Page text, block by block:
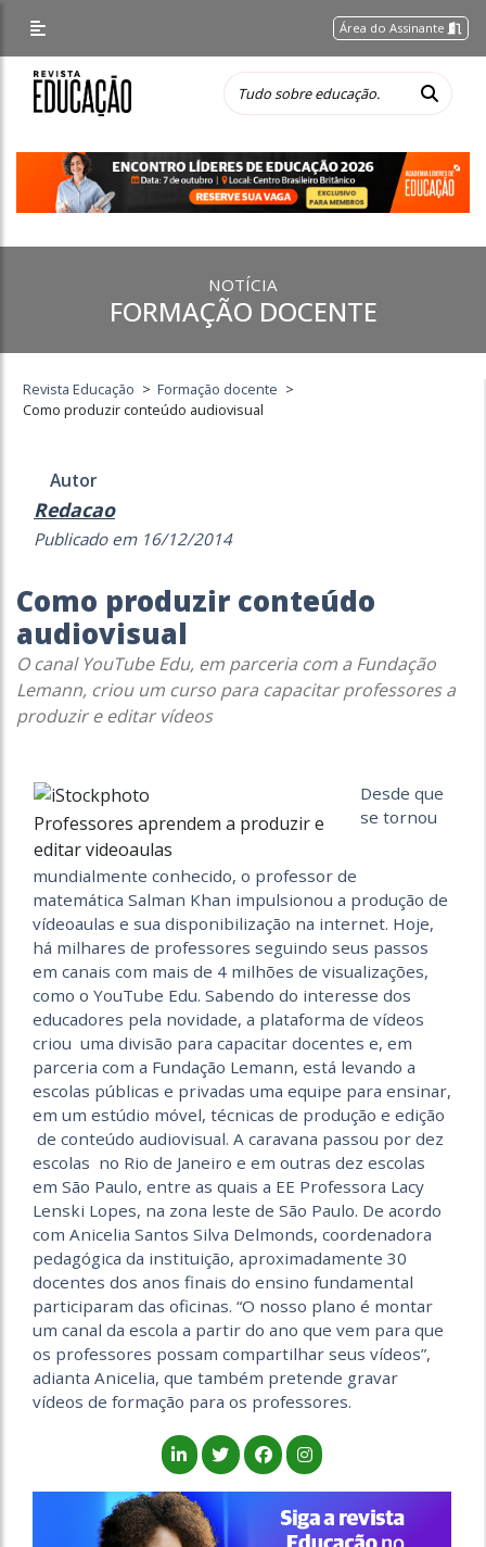
Área do Assinante
NOTÍCIA
FORMAÇÃO DOCENTE
Revista Educação > Formação docente >
Como produzir conteúdo audiovisual
Autor
Redacao
Publicado em 16/12/2014
Como produzir conteúdo
audiovisual
O canal YouTube Edu, em parceria com a Fundação
Lemann, criou um curso para capacitar professores a
produzir e editar vídeos
Professores aprendem a produzir e
editar videoaulas
Desde que
se tornou
mundialmente conhecido, o professor de
matemática Salman Khan impulsionou a produção de
vídeoaulas e sua disponibilização na internet. Hoje,
há milhares de professores seguindo seus passos
em canais com mais de 4 milhões de visualizações,
como o YouTube Edu. Sabendo do interesse dos
educadores pela novidade, a plataforma de vídeos
criou uma divisão para capacitar docentes e, em
parceria com a Fundação Lemann, está levando a
escolas públicas e privadas uma equipe para ensinar,
em um estúdio móvel, técnicas de produção e edição
de conteúdo audiovisual. A caravana passou por dez
escolas no Rio de Janeiro e em outras dez escolas
em São Paulo, entre as quais a EE Professora Lacy
Lenski Lopes, na zona leste de São Paulo. De acordo
com Anicelia Santos Silva Delmonds, coordenadora
pedagógica da instituição, aproximadamente 30
docentes dos anos finais do ensino fundamental
participaram das oficinas. “O nosso plano é montar
um canal da escola a partir do ano que vem para que
os professores possam compartilhar seus vídeos”,
adianta Anicelia, que também pretende gravar
vídeos de formação para os professores.